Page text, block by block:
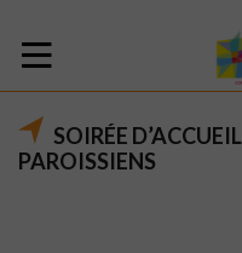
SOIRÉE
PAROISSIENS